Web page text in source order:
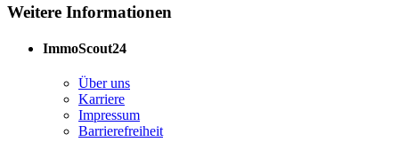
Weitere Informationen
ImmoScout24
Über uns
Karriere
Impressum
Barrierefreiheit